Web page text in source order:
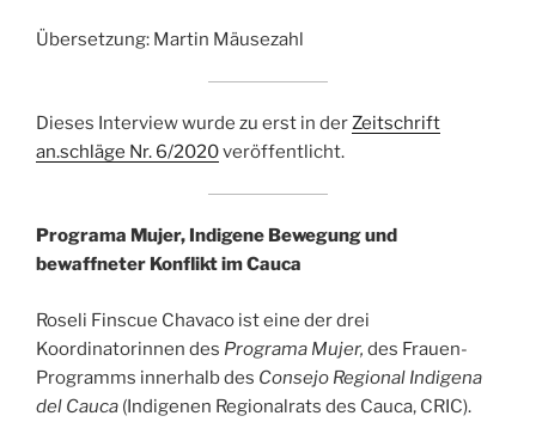
Übersetzung: Martin Mäusezahl
Dieses Interview wurde zu erst in derZeitschrift
an.schläge Nr. 6/2020veröffentlicht.
Programa Mujer, Indigene Bewegung und
bewaffneter Konflikt im Cauca
Roseli Finscue Chavaco ist eine der drei
Koordinatorinnen des Programa Mujer, des Frauen-
Programms innerhalb des Consejo Regional Indigena
del Cauca (Indigenen Regionalrats des Cauca, CRIC).